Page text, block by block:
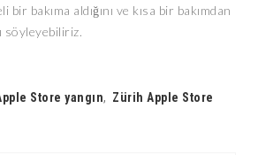
bir bakıma aldığını ve kısa bir bakımdan
söyleyebiliriz.
Store yangın, Zürih Apple Store